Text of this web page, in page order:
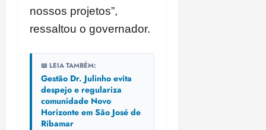
nossos projetos”,
ressaltou o governador.
📖 LEIA TAMBÉM:
Gestão Dr. Julinho evita
despejo e regulariza
comunidade Novo
Horizonte em São José de
Ribamar